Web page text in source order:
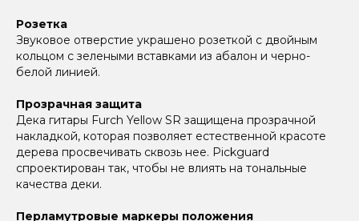
Розетка
Звуковое отверстие украшено розеткой с двойным
кольцом с зелеными вставками из абалон и черно-
белой линией.
Прозрачная защита
Дека гитары Furch Yellow SR защищена прозрачной
накладкой, которая позволяет естественной красоте
дерева просвечивать сквозь нее. Pickguard
спроектирован так, чтобы не влиять на тональные
качества деки.
Перламутровые маркеры положения